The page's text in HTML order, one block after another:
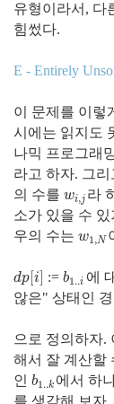
유형이라서, 다
힘썼다.
E - Entirely
이 문제를 이렇
시에는 읽지도
나믹 프로그래
라고 하자. 그리
의 수를 wi,j
wi j라
소가 있을 수
우의 수는 w1 ,N
w1 ,N
dp [i
dp[ i] :=b1..i
b1.. i에
않은" 상태인
으로 정의하자.
해서 잘 계산할
인 b1..k
b1..k에서 하